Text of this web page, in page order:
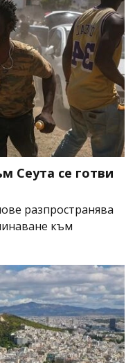
Сеута се готви
разпространява
към